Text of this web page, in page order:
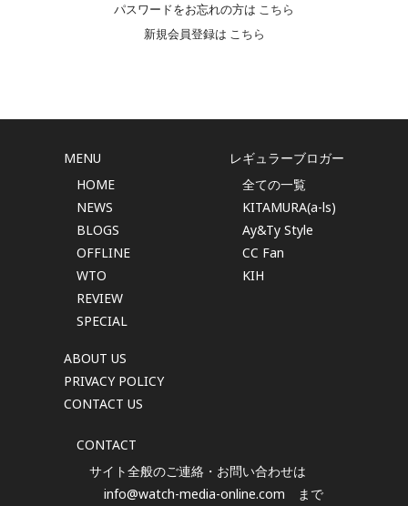
パスワードをお忘れの方は こちら
新規会員登録は こちら
MENU
HOME
NEWS
BLOGS
OFFLINE
WTO
REVIEW
SPECIAL
ABOUT US
PRIVACY POLICY
CONTACT US
レギュラーブロガー
全ての一覧
KITAMURA(a-ls)
Ay&Ty Style
CC Fan
KIH
CONTACT
サイト全般のご連絡・お問い合わせは
info@watch-media-online.com まで